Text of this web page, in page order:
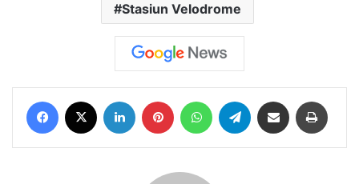
Stasiun Velodrome
Facebook LinkedIn Pinterest WhatsAppTelegram Share via Email